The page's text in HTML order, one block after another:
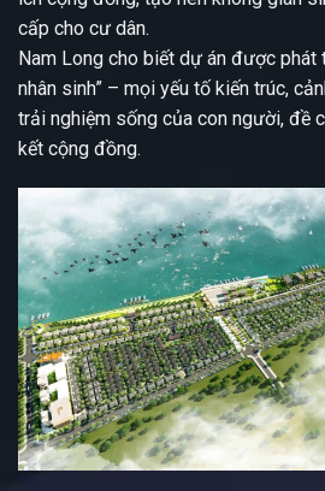
cấp cho cư dân.
Nam Long cho biết dự án được phát
nhân sinh” – mọi yếu tố kiến trúc,
trải nghiệm sống của con người, đề
kết cộng đồng.